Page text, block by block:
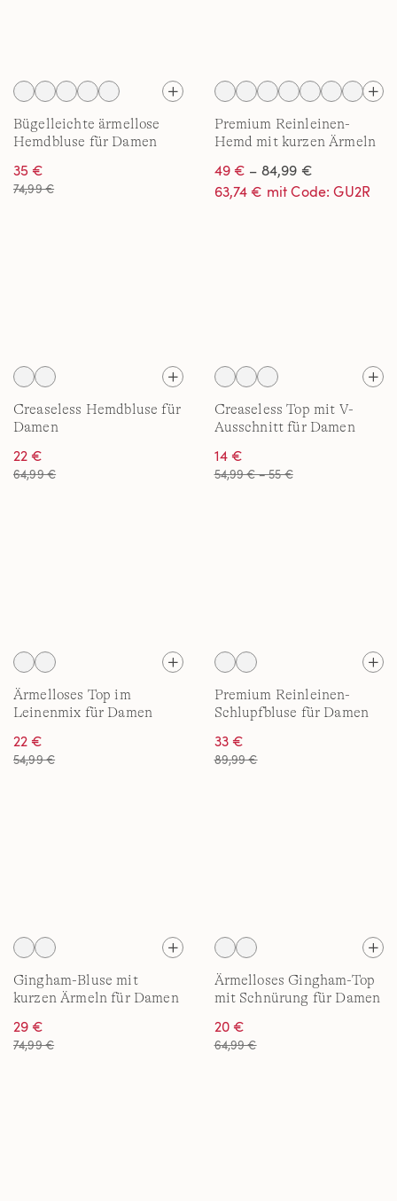
Bügelleichte ärmellose
Hemdbluse für Damen
35 €
74,99 €
Premium Reinleinen-
Hemd mit kurzen Ärmeln
49 € – 84,99 €
63,74 € mit Code: GU2R
Creaseless Hemdbluse für
Damen
22 €
64,99 €
Creaseless Top mit V-
Ausschnitt für Damen
14 €
54,99 € – 55 €
Ärmelloses Top im
Leinenmix für Damen
22 €
54,99 €
Premium Reinleinen-
Schlupfbluse für Damen
33 €
89,99 €
Gingham-Bluse mit
kurzen Ärmeln für Damen
29 €
74,99 €
Ärmelloses Gingham-Top
mit Schnürung für Damen
20 €
64,99 €